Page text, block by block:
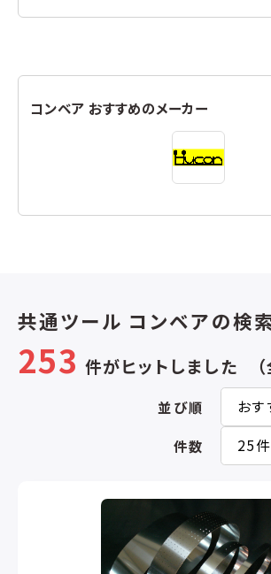
コンベア おすすめのメーカー
共通ツール コンベアの検
253 件がヒットしました （
並び順
件数